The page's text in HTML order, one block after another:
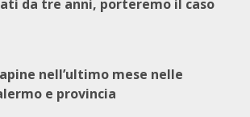
da tre anni, porteremo il caso
nell’ultimo mese nelle
e provincia